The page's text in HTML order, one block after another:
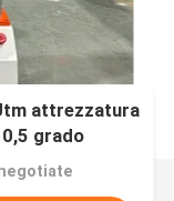
attrezzatura
grado
arresto di